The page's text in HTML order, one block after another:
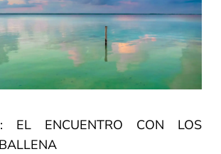
EL ENCUENTRO CON LOS